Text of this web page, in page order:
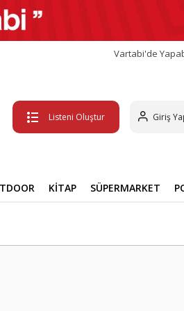
Vartabi'de
Listeni Oluştur Giriş
KİTAP SÜPERMARKET